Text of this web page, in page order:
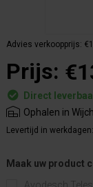
Advies verkoopprijs:
Prijs:
Direct
Ophalen in
Levertijd in werkdagen:
Maak uw product
Avodesch